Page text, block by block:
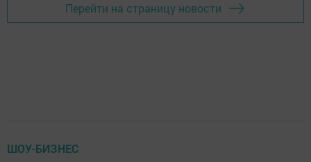
Перейти на страницу новости
ШОУ-БИЗНЕС